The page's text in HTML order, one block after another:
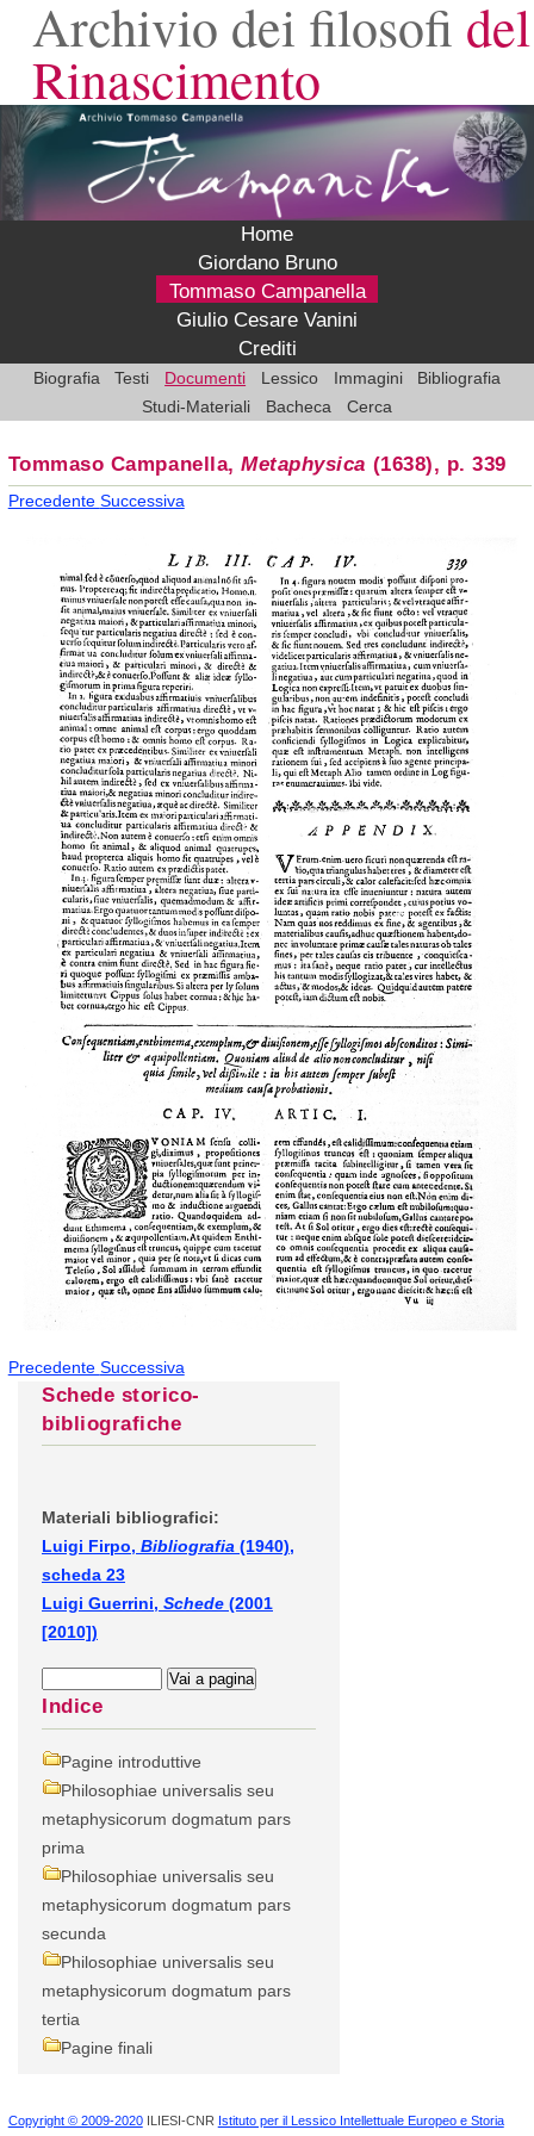
Archivio dei filosofi del
Rinascimento
Home
Giordano Bruno
Tommaso Campanella
Giulio Cesare Vanini
Crediti
Biografia Testi Documenti Lessico Immagini
Bibliografia
Studi-Materiali
Bacheca Cerca
Tommaso Campanella,Metaphysica (1638), p. 339
Precedente Successiva
Precedente Successiva
Schede storico-
bibliografiche
Materiali bibliografici:
Luigi Firpo, Bibliografia (1940),
scheda 23
Luigi Guerrini, Schede (2001
[2010])
Indice
Pagine introduttive
Philosophiae universalis seu
metaphysicorum dogmatum pars
prima
Philosophiae universalis seu
metaphysicorum dogmatum pars
secunda
Philosophiae universalis seu
metaphysicorum dogmatum pars
tertia
Pagine finali
Copyright © 2009-2020ILIESI-CNR Istituto per il Lessico Intellettuale Europeo e Storia